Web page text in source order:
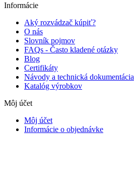
Informácie
Aký rozvádzač kúpiť?
O nás
Slovník pojmov
FAQs - Často kladené otázky
Blog
Certifikáty
Návody a technická dokumentácia
Katalóg výrobkov
Môj účet
Môj účet
Informácie o objednávke